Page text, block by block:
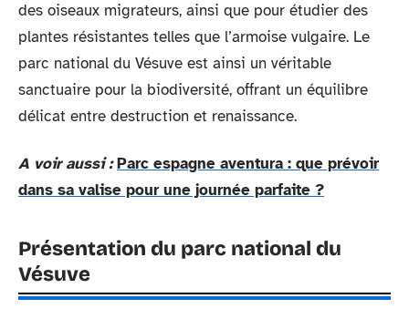
des oiseaux migrateurs, ainsi que pour étudier des
plantes résistantes telles que l’armoise vulgaire. Le
parc national du Vésuve est ainsi un véritable
sanctuaire pour la biodiversité, offrant un équilibre
délicat entre destruction et renaissance.
A voir aussi : Parc espagne aventura : que prévoir
dans sa valise pour une journée parfaite ?
Présentation du parc national du
Vésuve